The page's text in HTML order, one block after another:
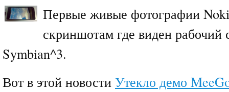
Первые живые фотографии
скриншотам где виден рабочий
Symbian^3.
Вот в этой новости Утекло демо